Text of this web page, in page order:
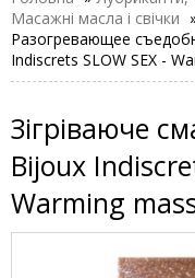
Масажні масла і свічки
Разогревающее
Indiscrets SLOW SEX -
Зігріваюче
Bijoux
Warming